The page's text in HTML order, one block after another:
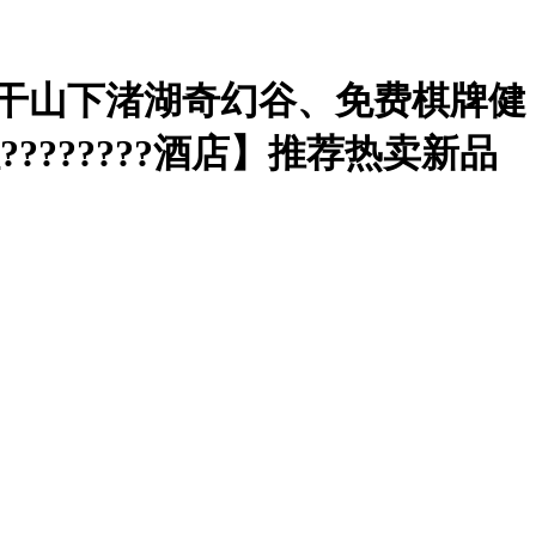
山下渚湖奇幻谷、免费棋牌健
酒店】推荐热卖新品